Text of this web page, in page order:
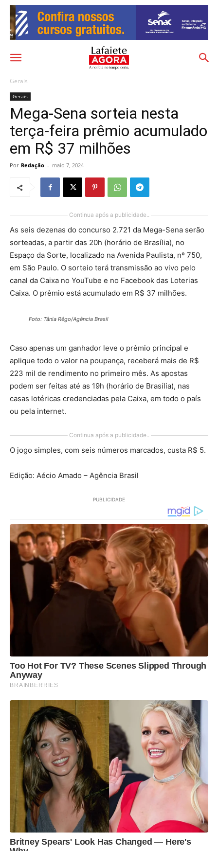
Gerais
Gerais
Mega-Sena sorteia nesta
terça-feira prêmio acumulado
em R$ 37 milhões
Por Redação - maio 7, 2024
Continua após a publicidade..
As seis dezenas do concurso 2.721 da Mega-Sena serão
sorteadas, a partir das 20h (horário de Brasília), no
Espaço da Sorte, localizado na Avenida Paulista, nº 750,
em São Paulo. O sorteio terá transmissão ao vivo pelo
canal da Caixa no YouTube e no Facebook das Loterias
Caixa. O prêmio está acumulado em R$ 37 milhões.
Foto: Tânia Rêgo/Agência Brasil
Caso apenas um ganhador leve o prêmio principal e
aplique todo o valor na poupança, receberá mais de R$
223 mil de rendimento no primeiro mês. As apostas
podem ser feitas até as 19h (horário de Brasília), nas
casas lotéricas credenciadas pela Caixa, em todo o país
ou pela internet.
Continua após a publicidade..
O jogo simples, com seis números marcados, custa R$ 5.
Edição: Aécio Amado – Agência Brasil
PUBLICIDADE